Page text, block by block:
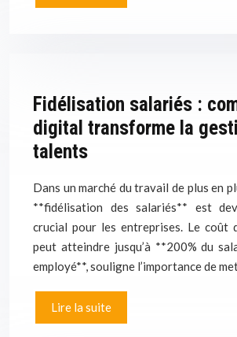
Fidélisation salariés :
digital transforme la
talents
Dans un marché du travail de plus en
**fidélisation des salariés** est
crucial pour les entreprises. Le coût
peut atteindre jusqu’à **200% du
employé**, souligne l’importance de
Lire la suite